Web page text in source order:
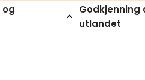
og
Godkjenning
utlandet